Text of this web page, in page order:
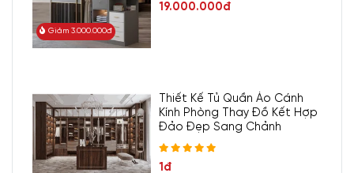
Dễ dàng vệ sinh khi lấy ra lắp lại mà không gây ảnh hưởng
đến công năng và độ bền.
nhờ đó mà căn bếp gia đình sang trọng hơn với loại phụ
kiện tiện ích này.
Kiểu dáng tối giản mà sang trọng, tìm kiếm nhanh chóng,
Giảm 3.000.000đ
19.000.000đ
Thiết Kế Tủ Quần Áo Cánh
Kính Phòng Thay Đồ Kết Hợp
Đảo Đẹp Sang Chảnh
1đ